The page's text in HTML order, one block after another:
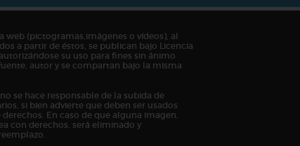
web (pictogramas,imágenes o vídeos), al
a partir de éstos, se publican bajo Licencia
su uso para fines sin ánimo
autor y se compartan bajo la misma
se hace responsable de la subida de
si bien advierte que deben ser usados
En caso de que alguna imagen,
con derechos, será eliminado y